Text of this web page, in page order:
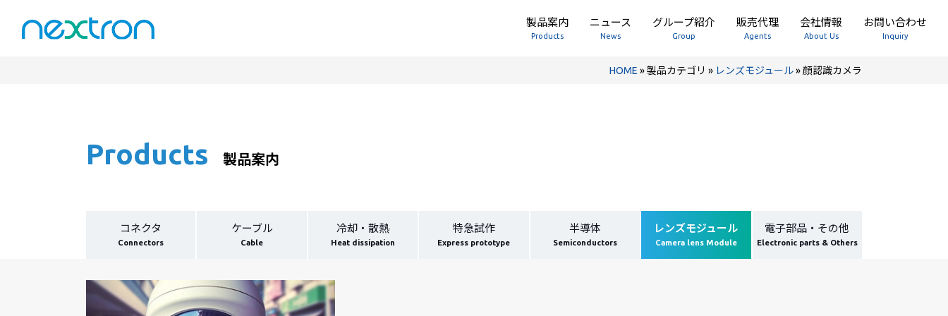
製品案内
Products
ニュース
News
グループ紹介
Group
販売代理
Agents
会社情報
About Us
お問い合わせ
Inquiry
HOME »製品カテゴリ » レンズモジュール»顔認識カメラ
Products 製品案内
コネクタ
Connectors
ケーブル
Cable
冷却・散熱
Heat dissipation
特急試作
Express prototype
半導体
Semiconductors
レンズモジュール
Camera lens Module
電子部品・その他
Electronic parts & Others